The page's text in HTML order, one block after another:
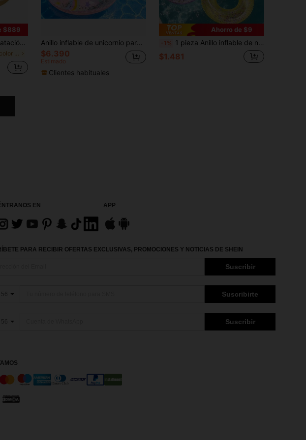
$889
casa o vacaciones en la playa, compañero perfecto de juegos acuáticos de verano para bebés.
en Multicolor Flotadores de natación para niños
Anillo inflable de unicornio para niños con purpurina, flotador de piscina rosa transparente, flotadores de piscina de verano para niños
$6.390
Estimado
Clientes habituales
Ahorro de $9
-1% 1 pieza Anillo inflable de natación con flor brillante, azul/morado/amarillo, accesorio para juegos acuáticos
$1.481
EN APP
PARA RECIBIR OFERTAS EXCLUSIVAS, PROMOCIONES Y NOTICIAS DE SHEIN
Suscribir
Suscribirte
Suscribir